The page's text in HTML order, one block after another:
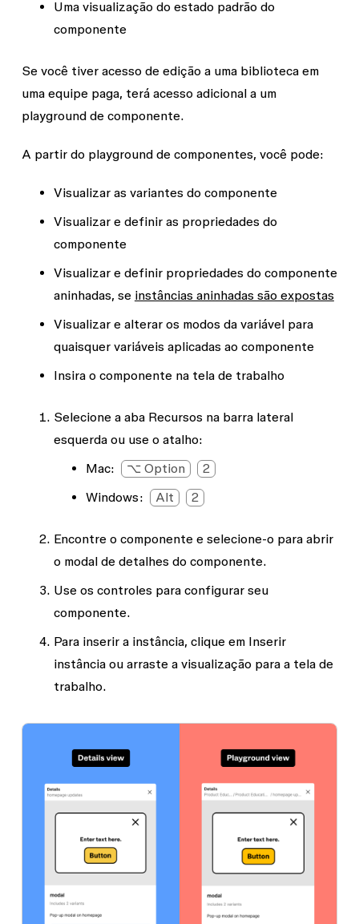
Uma visualização do estado padrão do
componente
Se você tiver acesso de edição a uma biblioteca em
uma equipe paga, terá acesso adicional a um
playground de componente.
A partir do playground de componentes, você pode:
Visualizar as variantes do componente
Visualizar e definir as propriedades do
componente
Visualizar e definir propriedades do componente
aninhadas, se instâncias aninhadas são expostas
Visualizar e alterar os modos da variável para
quaisquer variáveis aplicadas ao componente
Insira o componente na tela de trabalho
Selecione a aba Recursosna barra lateral
esquerda ou use o atalho:
Mac: ⌥ Option
2
Windows:
Alt 2
Encontre o componente e selecione-o para abrir
o modal de detalhes do componente.
Use os controles para configurar seu
componente.
Para inserir a instância, clique em Inserir
instânciaou arraste a visualização para a tela de
trabalho.